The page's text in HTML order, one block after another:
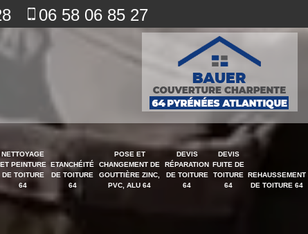
06 58 06 85 27
NETTOYAGE
ET PEINTURE
DE TOITURE
64
ETANCHÉITÉ
DE TOITURE
64
POSE ET
CHANGEMENT DE
GOUTTIÈRE ZINC,
PVC, ALU 64
DEVIS
RÉPARATION
DE TOITURE
64
DEVIS
FUITE DE
TOITURE
64
REHAUSSEMENT
DE TOITURE 64